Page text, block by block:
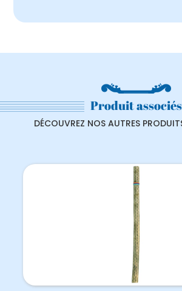
Produit associés
DÉCOUVREZ NOS AUTRES